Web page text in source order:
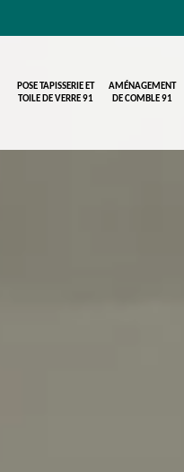
POSE TAPISSERIE ET
TOILE DE VERRE 91
AMÉNAGEMENT
DE COMBLE 91